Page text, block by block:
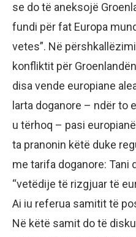
se do të aneksojë
fundi për fat Europa
vetes”. Në
konfliktit për
disa vende europiane
larta doganore – ndër to
u tërhoq – pasi
ta pranonin këtë duke
me tarifa doganore: Tani
“vetëdije të rizgjuar të
Ai iu referua samitit të
Në këtë samit do të